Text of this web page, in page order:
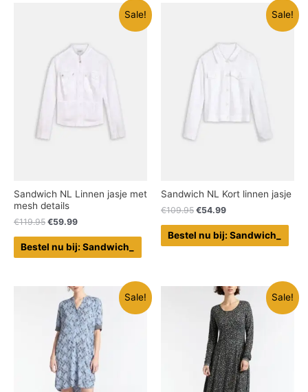
Sale!
Sandwich NL Linnen jasje met
mesh details
€119.95 €59.99
Bestel nu bij: Sandwich_
Sale!
Sandwich NL Kort linnen jasje
€109.95 €54.99
Bestel nu bij: Sandwich_
Sale! Sale!